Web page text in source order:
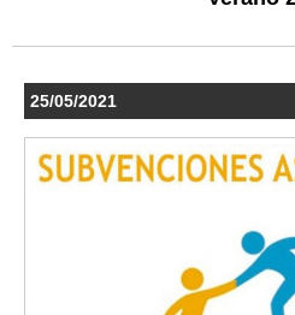
25/05/2021